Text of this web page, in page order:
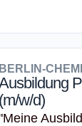
BERLIN-
(m/w/d)